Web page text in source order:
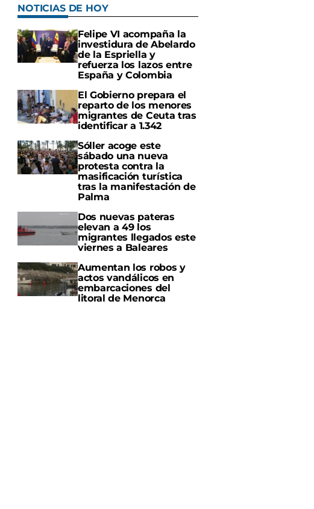
NOTICIAS DE HOY
Felipe VI acompaña la
investidura de Abelardo
de la Espriella y
refuerza los lazos entre
España y Colombia
El Gobierno prepara el
reparto de los menores
migrantes de Ceuta tras
identificar a 1.342
Sóller acoge este
sábado una nueva
protesta contra la
masificación turística
tras la manifestación de
Palma
Dos nuevas pateras
elevan a 49 los
migrantes llegados este
viernes a Baleares
Aumentan los robos y
actos vandálicos en
embarcaciones del
litoral de Menorca